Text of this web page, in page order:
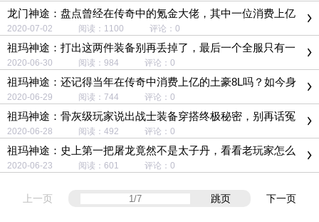
龙门神途：盘点曾经在传奇中的氪金大佬，其中一位消费上亿
元！
2020-07-02 阅读：1100 评论：0
祖玛神途：打出这两件装备别再丢掉了，最后一个全服只有一
件！
2020-06-30 阅读：984 评论：0
祖玛神途：还记得当年在传奇中消费上亿的土豪8L吗？如今身
份被曝光！
2020-06-29 阅读：744 评论：0
祖玛神途：骨灰级玩家说出战士装备穿搭终极秘密，别再话冤
枉钱了！
2020-06-28 阅读：492 评论：0
祖玛神途：史上第一把屠龙竟然不是太子丹，看看老玩家怎么
说
2020-06-23 阅读：601 评论：0
上一页 跳页 下一页